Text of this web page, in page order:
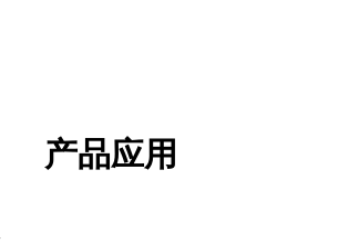
产品应用